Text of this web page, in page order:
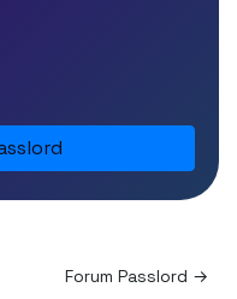
Forum Passlord →